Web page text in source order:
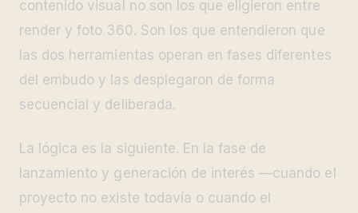
contenido visual no son los que eligieron entre
render y foto 360. Son los que entendieron que
las dos herramientas operan en fases diferentes
del embudo y las desplegaron de forma
secuencial y deliberada.
La lógica es la siguiente. En la fase de
lanzamiento y generación de interés —cuando el
proyecto no existe todavía o cuando el